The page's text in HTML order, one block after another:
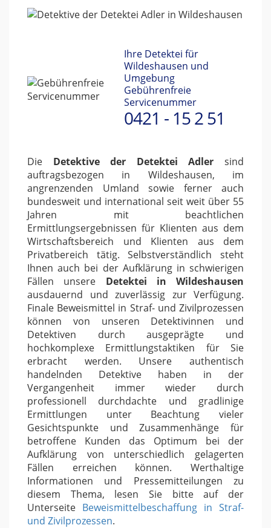
Ihre Detektei für
Wildeshausen und
Umgebung
Gebührenfreie
Servicenummer
0421 - 15 2 51
Die Detektive der Detektei Adler sind
auftragsbezogen in Wildeshausen, im
angrenzenden Umland sowie ferner auch
bundesweit und international seit weit über 55
Jahren mit beachtlichen
Ermittlungsergebnissen für Klienten aus dem
Wirtschaftsbereich und Klienten aus dem
Privatbereich tätig. Selbstverständlich steht
Ihnen auch bei der Aufklärung in schwierigen
Fällen unsere Detektei in Wildeshausen
ausdauernd und zuverlässig zur Verfügung.
Finale Beweismittel in Straf- und Zivilprozessen
können von unseren Detektivinnen und
Detektiven durch ausgeprägte und
hochkomplexe Ermittlungstaktiken für Sie
erbracht werden. Unsere authentisch
handelnden Detektive haben in der
Vergangenheit immer wieder durch
professionell durchdachte und gradlinige
Ermittlungen unter Beachtung vieler
Gesichtspunkte und Zusammenhänge für
betroffene Kunden das Optimum bei der
Aufklärung von unterschiedlich gelagerten
Fällen erreichen können. Werthaltige
Informationen und Pressemitteilungen zu
diesem Thema, lesen Sie bitte auf der
Unterseite Beweismittelbeschaffung in Straf-
und Zivilprozessen.